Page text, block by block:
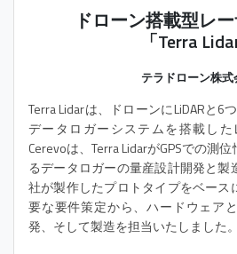
ドローン搭載型レ
「Terra
テラドローン株式
Terra Lidarは、ドローンにLiDARと6
データロガーシステムを搭載した
Cerevoは、Terra LidarがGPSでの測
るデータロガーの量産設計開発と製
社が製作したプロトタイプをベース
要な要件策定から、ハードウェア
発、そして製造を担当いたしました。